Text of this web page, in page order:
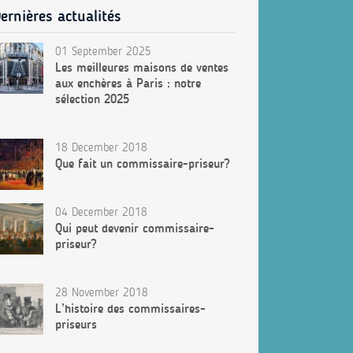
actualités
01 September 2025
Les meilleures maisons de ventes
aux enchères à Paris : notre
sélection 2025
18 December 2018
Que fait un commissaire-priseur?
04 December 2018
Qui peut devenir commissaire-
priseur?
28 November 2018
L’histoire des commissaires-
priseurs